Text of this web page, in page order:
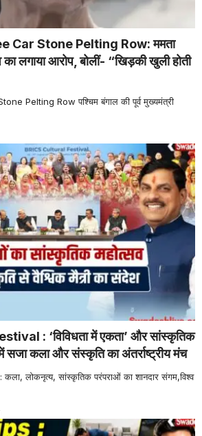
Car Stone Pelting Row: ममता
का लगाया आरोप, बोलीं- “खिड़की खुली होती
Pelting Row पश्चिम बंगाल की पूर्व मुख्यमंत्री
: ‘विविधता में एकता’ और सांस्कृतिक
सजा कला और संस्कृति का अंतर्राष्ट्रीय मंच
लोकनृत्य, सांस्कृतिक परंपराओं का शानदार संगम,विश्व